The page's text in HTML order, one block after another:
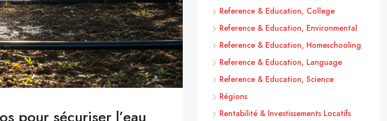
pour sécuriser l’eau
Reference & Education, College
Reference & Education, Environmental
Reference & Education, Homeschooling
Reference & Education, Language
Reference & Education, Science
Régions
Rentabilité & Investissements Locatifs